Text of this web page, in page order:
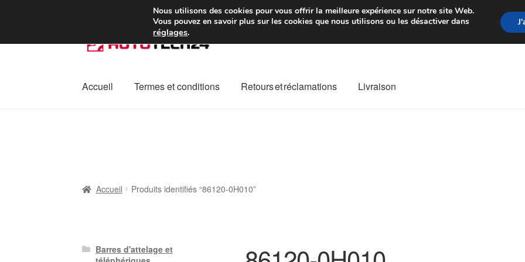
Colissimo livraison à partir de 7 EUR Du lundi au
à
navigation
au
Accueil Termes et conditions Retours et réclamations Livraison
Accueil Produits identifiés “86120-0H010”
Barres d'attelage et
Nous utilisons des cookies pour vous offrir la meilleure expérience sur notre site Web.
Vous pouvez en savoir plus sur les cookies que nous utilisons ou les désactiver dans
réglages.